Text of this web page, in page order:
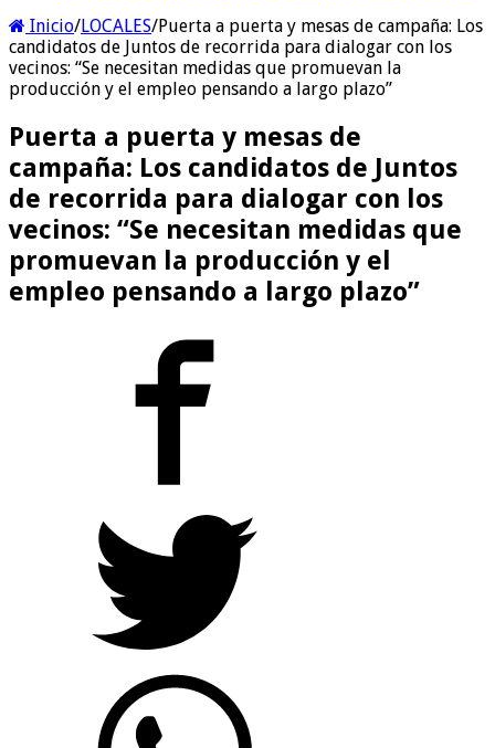
Inicio/LOCALES/Puerta a puerta y mesas de campaña: Los
candidatos de Juntos de recorrida para dialogar con los
vecinos: “Se necesitan medidas que promuevan la
producción y el empleo pensando a largo plazo”
Puerta a puerta y mesas de
campaña: Los candidatos de Juntos
de recorrida para dialogar con los
vecinos: “Se necesitan medidas que
promuevan la producción y el
empleo pensando a largo plazo”